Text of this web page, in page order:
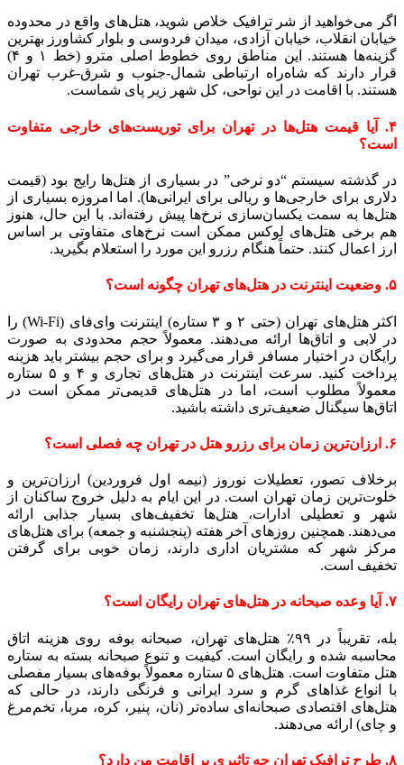
اگر می‌خواهید از شر ترافیک خلاص شوید، هتل‌های واقع در محدوده
خیابان انقلاب، خیابان آزادی، میدان فردوسی و بلوار کشاورز بهترین
گزینه‌ها هستند. این مناطق روی خطوط اصلی مترو (خط ۱ و ۴)
قرار دارند که شاه‌راه ارتباطی شمال-جنوب و شرق-غرب تهران
هستند. با اقامت در این نواحی، کل شهر زیر پای شماست.
۴. آیا قیمت هتل‌ها در تهران برای توریست‌های خارجی متفاوت
است؟
در گذشته سیستم “دو نرخی” در بسیاری از هتل‌ها رایج بود (قیمت
دلاری برای خارجی‌ها و ریالی برای ایرانی‌ها). اما امروزه بسیاری از
هتل‌ها به سمت یکسان‌سازی نرخ‌ها پیش رفته‌اند. با این حال، هنوز
هم برخی هتل‌های لوکس ممکن است نرخ‌های متفاوتی بر اساس
ارز اعمال کنند. حتماً هنگام رزرو این مورد را استعلام بگیرید.
۵. وضعیت اینترنت در هتل‌های تهران چگونه است؟
اکثر هتل‌های تهران (حتی ۲ و ۳ ستاره) اینترنت وای‌فای (Wi-Fi) را
در لابی و اتاق‌ها ارائه می‌دهند. معمولاً حجم محدودی به صورت
رایگان در اختیار مسافر قرار می‌گیرد و برای حجم بیشتر باید هزینه
پرداخت کنید. سرعت اینترنت در هتل‌های تجاری و ۴ و ۵ ستاره
معمولاً مطلوب است، اما در هتل‌های قدیمی‌تر ممکن است در
اتاق‌ها سیگنال ضعیف‌تری داشته باشید.
۶. ارزان‌ترین زمان برای رزرو هتل در تهران چه فصلی است؟
برخلاف تصور، تعطیلات نوروز (نیمه اول فروردین) ارزان‌ترین و
خلوت‌ترین زمان تهران است. در این ایام به دلیل خروج ساکنان از
شهر و تعطیلی ادارات، هتل‌ها تخفیف‌های بسیار جذابی ارائه
می‌دهند. همچنین روزهای آخر هفته (پنجشنبه و جمعه) برای هتل‌های
مرکز شهر که مشتریان اداری دارند، زمان خوبی برای گرفتن
تخفیف است.
۷. آیا وعده صبحانه در هتل‌های تهران رایگان است؟
بله، تقریباً در ۹۹٪ هتل‌های تهران، صبحانه بوفه روی هزینه اتاق
محاسبه شده و رایگان است. کیفیت و تنوع صبحانه بسته به ستاره
هتل متفاوت است. هتل‌های ۵ ستاره معمولاً بوفه‌های بسیار مفصلی
با انواع غذاهای گرم و سرد ایرانی و فرنگی دارند، در حالی که
هتل‌های اقتصادی صبحانه‌ای ساده‌تر (نان، پنیر، کره، مربا، تخم‌مرغ
و چای) ارائه می‌دهند.
۸. طرح ترافیک تهران چه تاثیری بر اقامت من دارد؟